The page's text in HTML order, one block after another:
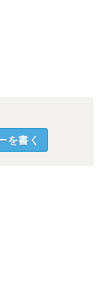
を書く